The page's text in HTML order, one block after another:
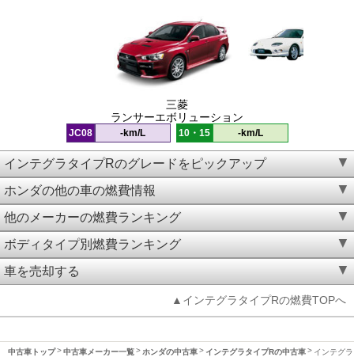
三菱
ランサーエボリューション
JC08 -km/L 10・15 -km/L
インテグラタイプRのグレードをピックアップ
ホンダの他の車の燃費情報
他のメーカーの燃費ランキング
ボディタイプ別燃費ランキング
車を売却する
▲インテグラタイプRの燃費TOPへ
中古車トップ 中古車メーカー一覧 ホンダの中古車 インテグラタイプRの中古車 インテグ